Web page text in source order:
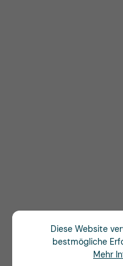
Diese Website
bestmögliche
Mehr